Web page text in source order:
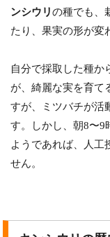
ンシウリの種でも、
たり、果実の形が変
自分で採取した種か
が、綺麗な実を育て
すが、ミツバチが活
す。しかし、朝8〜9
ようであれば、人工
せん。